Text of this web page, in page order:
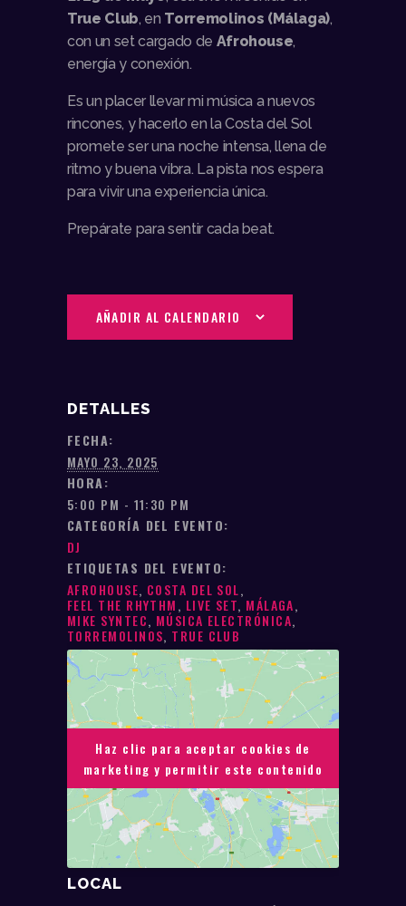
True Club, en Torremolinos (Málaga),
con un set cargado de Afrohouse,
energía y conexión.
Es un placer llevar mi música a nuevos
rincones, y hacerlo en la Costa del Sol
promete ser una noche intensa, llena de
ritmo y buena vibra. La pista nos espera
para vivir una experiencia única.
Prepárate para sentir cada beat.
AÑADIR AL CALENDARIO
DETALLES
FECHA:
MAYO 23, 2025
HORA:
5:00 PM - 11:30 PM
CATEGORÍA DEL EVENTO:
DJ
ETIQUETAS DEL EVENTO:
AFROHOUSE, COSTA DEL SOL,
FEEL THE RHYTHM, LIVE SET, MÁLAGA,
MIKE SYNTEC, MÚSICA ELECTRÓNICA,
TORREMOLINOS, TRUE CLUB
LOCAL
Haz clic para aceptar cookies de
marketing y permitir este contenido
Haz clic para aceptar cookies de
marketing y permitir este contenido